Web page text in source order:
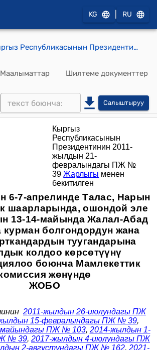
KG RU
Кыргыз Республикасынын Президентинин 2011-жылдын 21-февралындагы ПЖ № 39 Жарлыгы менен бекитилген "2010-жылдын 6-7-апрелинде курман болгондордун жана жабыр тарткандардын туугандарына социалдык колдоо Көрсөтүүнү координациялоо боюнча Мамлекеттик комиссия жөнүндө ЖОБО"
Маалыматтар Шилтеме документтер
Салыштыруу